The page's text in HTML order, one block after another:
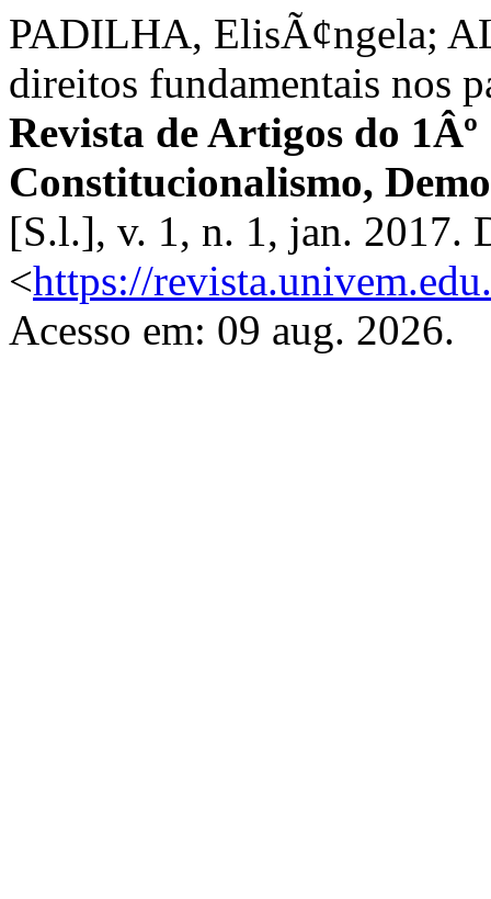
PADILHA, ElisÃ¢ngela;
direitos fundamentais nos
Revista de Artigos do 1Âº
Constitucionalismo,
[S.l.], v. 1, n. 1, jan. 2017.
<https://
Acesso em: 09 aug. 2026.